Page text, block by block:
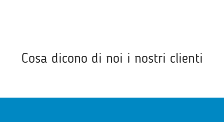
Cosa dicono di noi i nostri clienti